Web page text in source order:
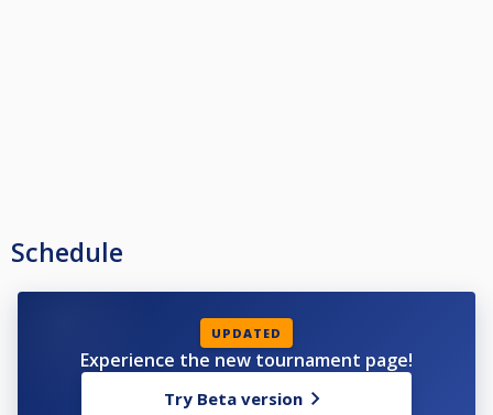
Schedule
UPDATED
Experience the new tournament page!
Try Beta version